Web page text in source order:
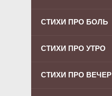
СТИХИ ПРО БОЛЬ
СТИХИ ПРО УТРО
СТИХИ ПРО ВЕЧЕР